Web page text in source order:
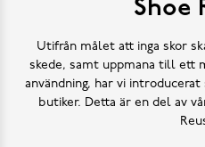
Shoe
Utifrån målet att inga skor
skede, samt uppmana till ett
användning, har vi
butiker. Detta är en del av